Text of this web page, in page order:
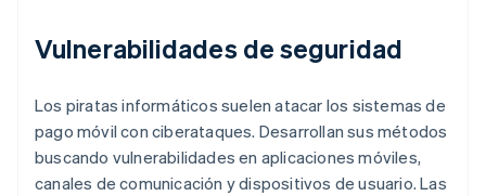
Vulnerabilidades de seguridad
Los piratas informáticos suelen atacar los sistemas de
pago móvil con ciberataques. Desarrollan sus métodos
buscando vulnerabilidades en aplicaciones móviles,
canales de comunicación y dispositivos de usuario. Las